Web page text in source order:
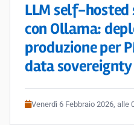
LLM self-hosted
con Ollama:
produzione per
data sovereignty
Venerdì 6 Febbraio 2026, alle